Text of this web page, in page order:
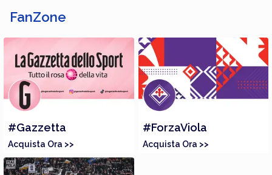
FanZone
#Gazzetta
Acquista Ora >>
#ForzaViola
Acquista Ora >>